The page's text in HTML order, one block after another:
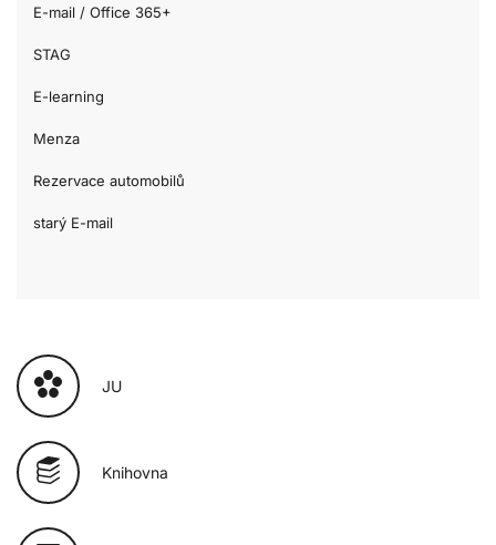
E-mail / Office 365+
STAG
E-learning
Menza
Rezervace automobilů
starý E-mail
JU
Knihovna